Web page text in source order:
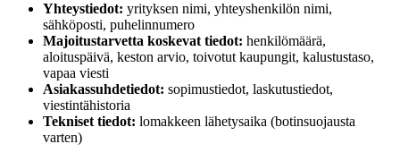
Yhteystiedot: yrityksen nimi, yhteyshenkilön nimi,
sähköposti, puhelinnumero
Majoitustarvetta koskevat tiedot: henkilömäärä,
aloituspäivä, keston arvio, toivotut kaupungit, kalustustaso,
vapaa viesti
Asiakassuhdetiedot: sopimustiedot, laskutustiedot,
viestintähistoria
Tekniset tiedot: lomakkeen lähetysaika (botinsuojausta
varten)